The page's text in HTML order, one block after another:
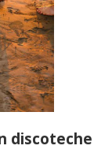
discoteche